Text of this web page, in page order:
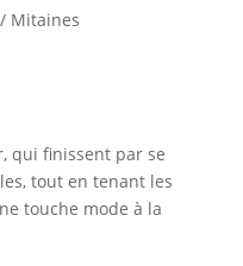
/ Mitaines
qui finissent par se
tout en tenant les
touche mode à la